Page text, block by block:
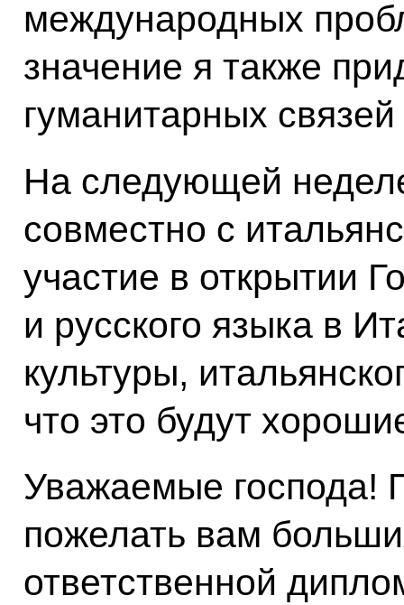
международных
значение я также
гуманитарных
На следующей
совместно с
участие в открытии
и русского языка в
культуры,
что это будут
Уважаемые господа!
пожелать вам
ответственной